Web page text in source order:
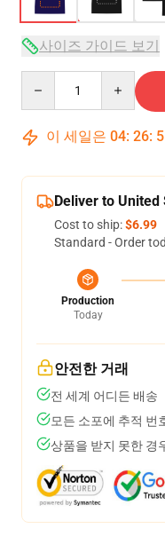
사이즈 가이드 보기
이 세일은 04: 26:
Deliver to United
Cost to ship:$6.99
Standard - Order
Production
Today
안전한 거래
전 세계 어디든 배송
모든 소포에 추적 번
상품을 받지 못한 경